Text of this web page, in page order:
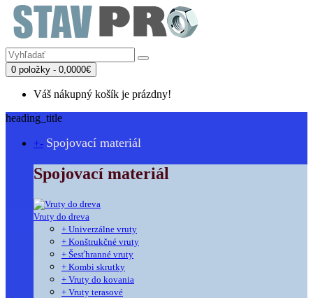
0 položky - 0,0000€
Váš nákupný košík je prázdny!
heading_title
+- Spojovací materiál
Spojovací materiál
Vruty do dreva
+ Univerzálne vruty
+ Konštrukčné vruty
+ Šesťhranné vruty
+ Kombi skrutky
+ Vruty do kovania
+ Vruty terasové